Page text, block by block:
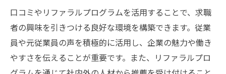
口コミやリファラルプログラムを活用することで、求職
者の興味を引きつける良好な環境を構築できます。従業
員や元従業員の声を積極的に活用し、企業の魅力や働き
やすさを伝えることが重要です。また、リファラルプロ